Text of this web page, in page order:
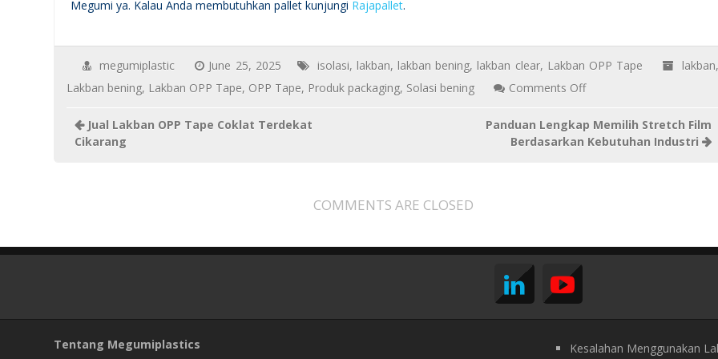
Megumi ya. Kalau Anda membutuhkan pallet kunjungi Rajapallet.
megumiplastic June 25, 2025 isolasi, lakban, lakban bening, lakban clear, Lakban OPP Tape lakban,
Lakban bening, Lakban OPP Tape, OPP Tape, Produk packaging, Solasi bening Comments Offon
Lakban
Jual Lakban OPP Tape Coklat Terdekat
Cikarang
Panduan Lengkap Memilih Stretch Film
Berdasarkan Kebutuhan Industri
COMMENTS ARE CLOSED
Tentang Megumiplastics
Kesalahan Menggunakan